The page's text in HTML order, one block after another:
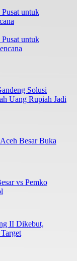
untuk
Solusi
Uang Rupiah Jadi
Besar Buka
vs Pemko
II Dikebut,